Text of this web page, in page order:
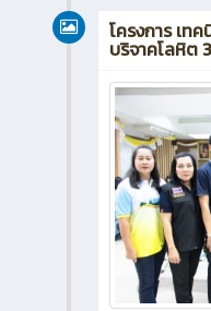
โครงการ เท
บริจาคโลหิต